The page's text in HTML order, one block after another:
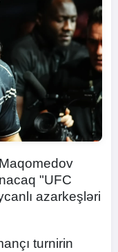
"UFC
azarkeşləri
turnirin